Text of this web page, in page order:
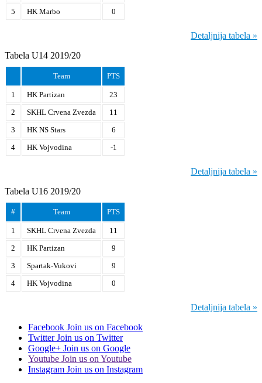
5
HK Marbo 0
Detaljnija tabela »
Tabela U14 2019/20
Team PTS
1 HK Partizan
23
2
SKHL Crvena Zvezda
11
3
HK NS Stars
6
4
HK Vojvodina -1
Detaljnija tabela »
Tabela U16 2019/20
# Team PTS
1 SKHL Crvena Zvezda
11
2
HK Partizan
9
3
Spartak-Vukovi
9
4
HK Vojvodina 0
Detaljnija tabela »
Facebook Join us on Facebook
Twitter Join us on Twitter
Google+ Join us on Google
Youtube Join us on Youtube
Instagram Join us on Instagram